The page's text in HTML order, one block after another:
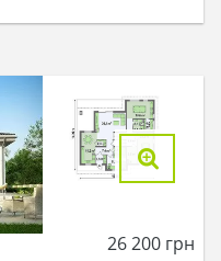
26 200 грн